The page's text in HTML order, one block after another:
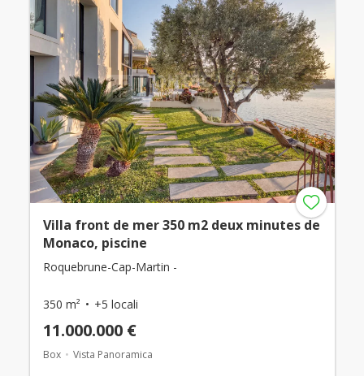
Villa front de mer 350 m2 deux minutes de
Monaco, piscine
Roquebrune-Cap-Martin -
350 m² +5 locali
11.000.000 €
Box Vista Panoramica